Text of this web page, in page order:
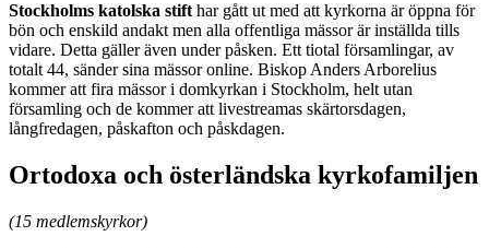
Stockholms katolska stifthar gått ut med att kyrkorna är öppna för
bön och enskild andakt men alla offentliga mässor är inställda tills
vidare. Detta gäller även under påsken. Ett tiotal församlingar, av
totalt 44, sänder sina mässor online. Biskop Anders Arborelius
kommer att fira mässor i domkyrkan i Stockholm, helt utan
församling och de kommer att livestreamas skärtorsdagen,
långfredagen, påskafton och påskdagen.
Ortodoxa och österländska kyrkofamiljen
(15 medlemskyrkor)